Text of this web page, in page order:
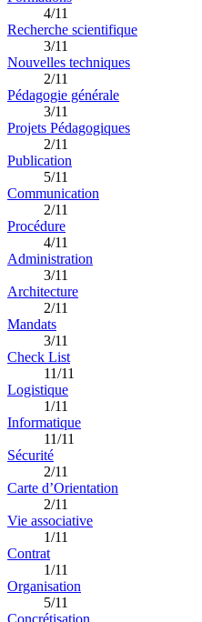
4/11
Recherche scientifique
3/11
Nouvelles techniques
2/11
Pédagogie générale
3/11
Projets Pédagogiques
2/11
Publication
5/11
Communication
2/11
Procédure
4/11
Administration
3/11
Architecture
2/11
Mandats
3/11
Check List
11/11
Logistique
1/11
Informatique
11/11
Sécurité
2/11
Carte d’Orientation
2/11
Vie associative
1/11
Contrat
1/11
Organisation
5/11